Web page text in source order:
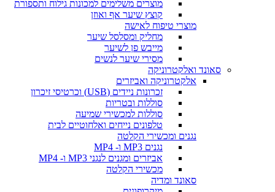
מוצרים משלימים למכונות גילוח ותספורת
קוצץ שיער אף ואוזן
מוצרי טיפוח לאישה
מחליק ומסלסל שיער
מייבש פן לשיער
מסירי שיער לנשים
סאונד ואלקטרוניקה
אלקטרוניקה ואביזרים
זכרונות ניידים (USB) וכרטיסי זיכרון
סוללות ובטריות
סוללות למכשירי שמיעה
טלפונים נייחים ואלחוטיים לבית
נגנים ומכשירי הקלטה
נגנים MP3 ו- MP4
אביזרים ומגנים לנגני MP3 ו- MP4
מכשירי הקלטה
סאונד ומדיה